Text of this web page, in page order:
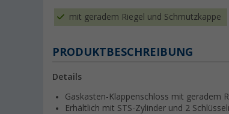
mit geradem Riegel und Schmutzkappe
PRODUKTBESCHREIBUNG
Details
Gaskasten-Klappenschloss mit geradem
Erhältlich mit STS-Zylinder und 2